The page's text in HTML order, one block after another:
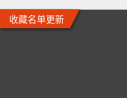
收藏名单更新